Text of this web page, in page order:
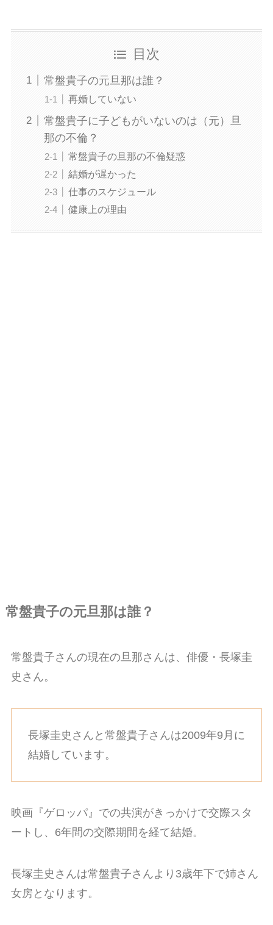
目次
常盤貴子の元旦那は誰？
再婚していない
常盤貴子に子どもがいないのは（元）旦
那の不倫？
常盤貴子の旦那の不倫疑惑
結婚が遅かった
仕事のスケジュール
健康上の理由
常盤貴子の元旦那は誰？
常盤貴子さんの現在の旦那さんは、俳優・長塚圭
史さん。
長塚圭史さんと常盤貴子さんは2009年9月に
結婚しています。
映画『ゲロッパ』での共演がきっかけで交際スタ
ートし、6年間の交際期間を経て結婚。
長塚圭史さんは常盤貴子さんより3歳年下で姉さん
女房となります。